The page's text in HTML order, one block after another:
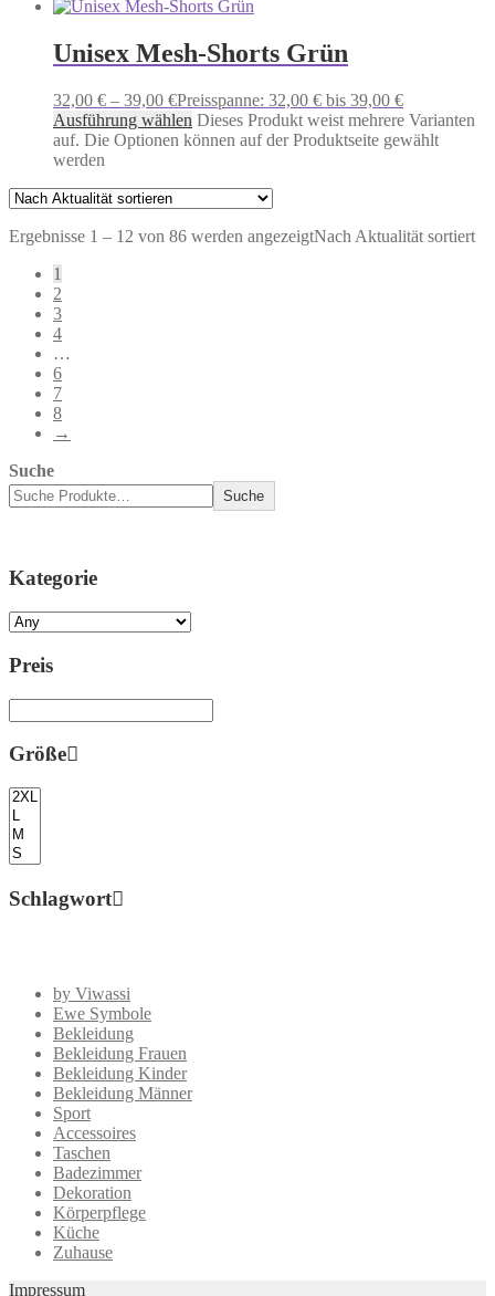
Unisex Mesh-Shorts Grün
32,00 € – 39,00 €Preisspanne: 32,00 € bis 39,00 €
Ausführung wählen Dieses Produkt weist mehrere Varianten
auf. Die Optionen können auf der Produktseite gewählt
werden
Ergebnisse 1 – 12 von 86 werden angezeigtNach Aktualität sortiert
1
2
3
4
…
6
7
8
→
Suche
Suche
Kategorie
Preis
Größe
Schlagwort
by Viwassi
Ewe Symbole
Bekleidung
Bekleidung Frauen
Bekleidung Kinder
Bekleidung Männer
Sport
Accessoires
Taschen
Badezimmer
Dekoration
Körperpflege
Küche
Zuhause
Impressum